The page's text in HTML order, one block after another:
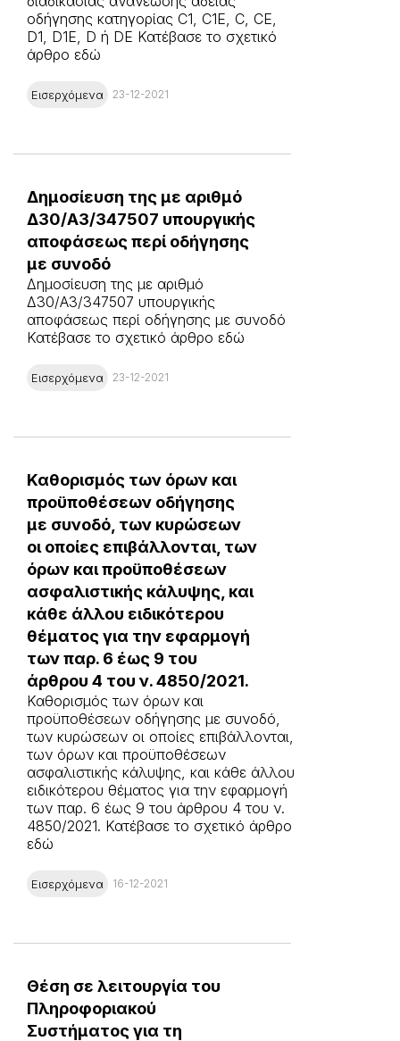
οδήγησης κατηγορίας C1, C1E, C, CE,
D1, D1E, D ή DE Κατέβασε το σχετικό
άρθρο εδώ
Εισερχόμενα 23-12-2021
Δημοσίευση της με αριθμό
Δ30/A3/347507 υπουργικής
αποφάσεως περί οδήγησης
με συνοδό
Δημοσίευση της με αριθμό
Δ30/A3/347507 υπουργικής
αποφάσεως περί οδήγησης με συνοδό
Κατέβασε το σχετικό άρθρο εδώ
Εισερχόμενα 23-12-2021
Καθορισμός των όρων και
προϋποθέσεων οδήγησης
με συνοδό, των κυρώσεων
οι οποίες επιβάλλονται, των
όρων και προϋποθέσεων
ασφαλιστικής κάλυψης, και
κάθε άλλου ειδικότερου
θέματος για την εφαρμογή
των παρ. 6 έως 9 του
άρθρου 4 του ν. 4850/2021.
Καθορισμός των όρων και
προϋποθέσεων οδήγησης με συνοδό,
των κυρώσεων οι οποίες επιβάλλονται,
των όρων και προϋποθέσεων
ασφαλιστικής κάλυψης, και κάθε άλλου
ειδικότερου θέματος για την εφαρμογή
των παρ. 6 έως 9 του άρθρου 4 του ν.
4850/2021. Κατέβασε το σχετικό άρθρο
εδώ
Εισερχόμενα 16-12-2021
Θέση σε λειτουργία του
Πληροφοριακού
Συστήματος για τη